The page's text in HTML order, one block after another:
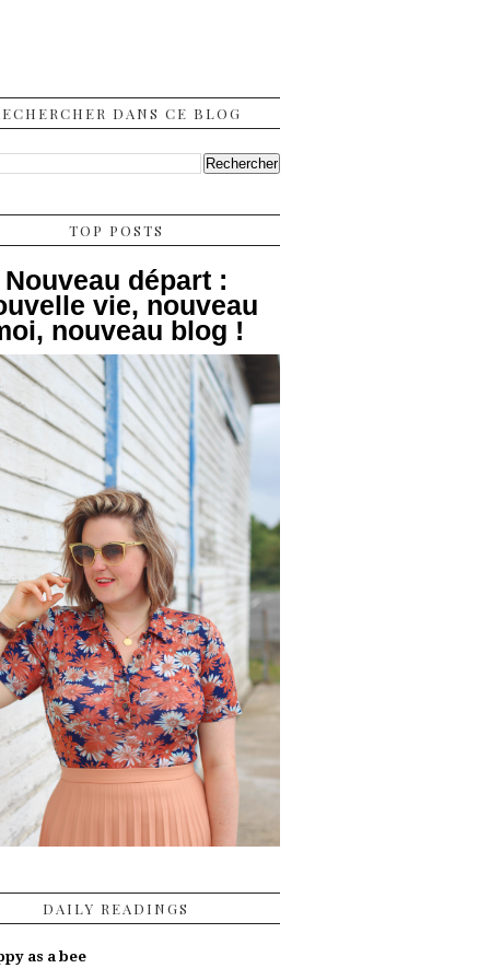
DANS CE BLOG
TOP POSTS
Nouveau départ :
vie, nouveau
nouveau blog !
DAILY READINGS
as a bee